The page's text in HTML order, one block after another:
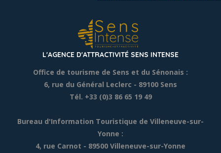
L'AGENCE D'ATTRACTIVITÉ SENS INTENSE
Office de tourisme de Sens et du Sénonais :
6, rue du Général Leclerc - 89100 Sens
Tél. +33 (0)3 86 65 19 49
Bureau d'Information Touristique de Villeneuve-sur-
Yonne :
4, rue Carnot - 89500 Villeneuve-sur-Yonne